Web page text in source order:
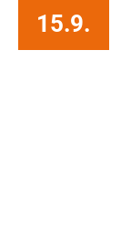
15.9.